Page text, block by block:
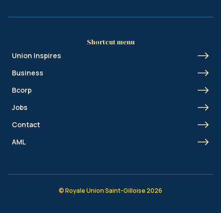
Shortcut menu
Union Inspires
Business
Bcorp
Jobs
Contact
AML
© Royale Union Saint-Gilloise 2026